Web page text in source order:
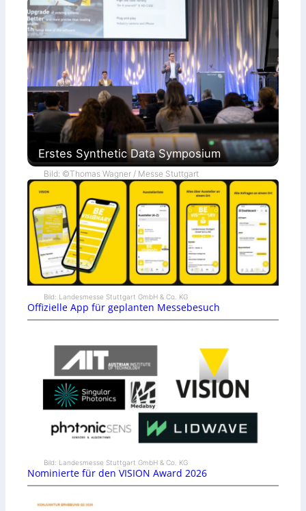
Erstes Synthetic Data Symposium
Bild: ©Thomas Wagner / Messe Stuttgart
Bild: Landesmesse Stuttgart GmbH & Co. KG
Offizielle App für geplanten Messebesuch
Bild: Landesmesse Stuttgart GmbH & Co. KG
Nominierte für den VISION Award 2026